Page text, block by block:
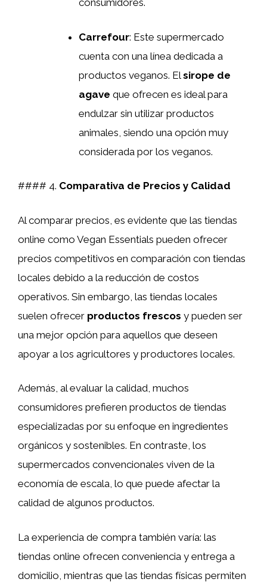
consumidores.
Carrefour: Este supermercado
cuenta con una línea dedicada a
productos veganos. Elsirope de
agave que ofrecen es ideal para
endulzar sin utilizar productos
animales, siendo una opción muy
considerada por los veganos.
#### 4. Comparativa de Precios y Calidad
Al comparar precios, es evidente que las tiendas
online como Vegan Essentials pueden ofrecer
precios competitivos en comparación con tiendas
locales debido a la reducción de costos
operativos. Sin embargo, las tiendas locales
suelen ofrecer productos frescos y pueden ser
una mejor opción para aquellos que deseen
apoyar a los agricultores y productores locales.
Además, al evaluar la calidad, muchos
consumidores prefieren productos de tiendas
especializadas por su enfoque en ingredientes
orgánicos y sostenibles. En contraste, los
supermercados convencionales viven de la
economía de escala, lo que puede afectar la
calidad de algunos productos.
La experiencia de compra también varía: las
tiendas online ofrecen conveniencia y entrega a
domicilio, mientras que las tiendas físicas permiten